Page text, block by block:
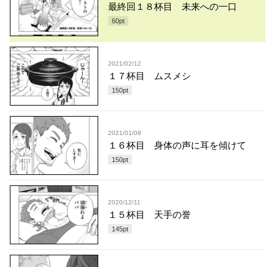
最終回１８杯目 未来への一口
60pt
2021/02/12
１７杯目 ムスメシ
150pt
2021/01/08
１６杯目 身体の声に耳を傾けて
150pt
2020/12/11
１５杯目 天手の誉
145pt